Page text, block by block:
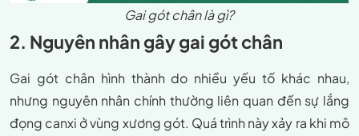
Gai gót chân là gì?
2. Nguyên nhân gây gai gót chân
Gai gót chân hình thành do nhiều yếu tố khác nhau,
nhưng nguyên nhân chính thường liên quan đến sự lắng
đọng canxi ở vùng xương gót. Quá trình này xảy ra khi mô